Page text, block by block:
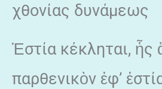
χθονίας δυνάμεως
Ἑστία κέκληται, ἧς
παρθενικὸν ἐφ’